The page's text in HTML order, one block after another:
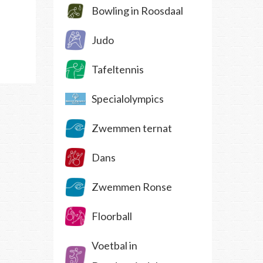
Bowling in Roosdaal
Judo
Tafeltennis
Specialolympics
Zwemmen ternat
Dans
Zwemmen Ronse
Floorball
Voetbal in